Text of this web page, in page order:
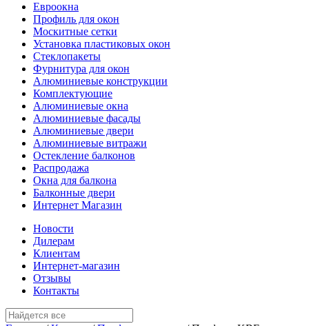
Евроокна
Профиль для окон
Москитные сетки
Установка пластиковых окон
Стеклопакеты
Фурнитура для окон
Алюминиевые конструкции
Комплектующие
Алюминиевые окна
Алюминиевые фасады
Алюминиевые двери
Алюминиевые витражи
Остекление балконов
Распродажа
Окна для балкона
Балконные двери
Интернет Магазин
Новости
Дилерам
Клиентам
Интернет-магазин
Отзывы
Контакты